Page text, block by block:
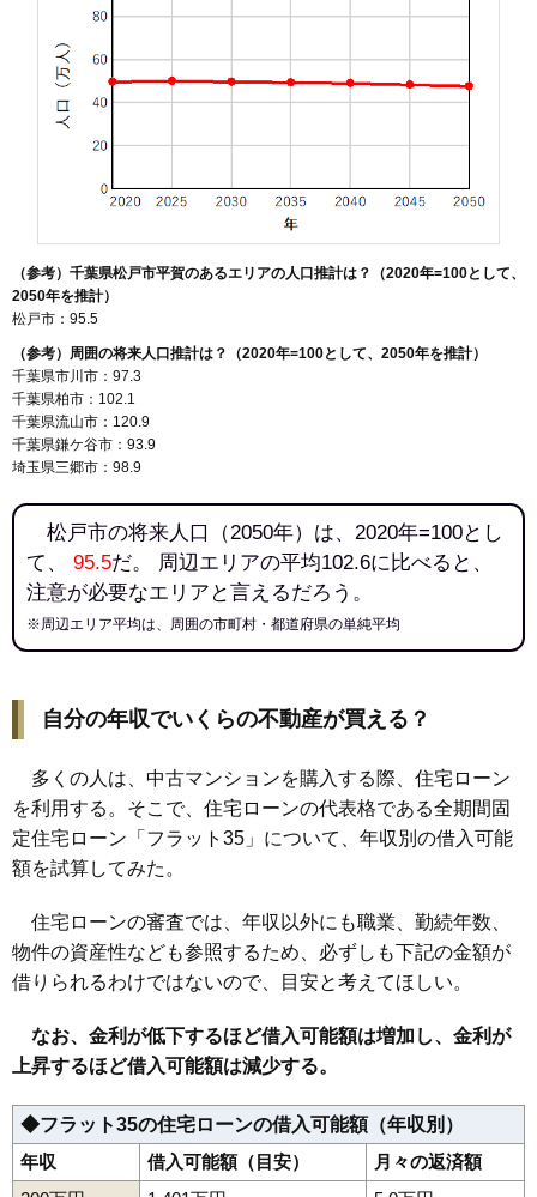
（参考）千葉県松戸市平賀のあるエリアの人口推計は？（2020年=100として、
2050年を推計）
松戸市：95.5
（参考）周囲の将来人口推計は？（2020年=100として、2050年を推計）
千葉県市川市：97.3
千葉県柏市：102.1
千葉県流山市：120.9
千葉県鎌ケ谷市：93.9
埼玉県三郷市：98.9
松戸市の将来人口（2050年）は、2020年=100とし
て、 95.5だ。 周辺エリアの平均102.6に比べると、
注意が必要なエリアと言えるだろう。
※周辺エリア平均は、周囲の市町村・都道府県の単純平均
自分の年収でいくらの不動産が買える？
多くの人は、中古マンションを購入する際、住宅ローン
を利用する。そこで、住宅ローンの代表格である全期間固
定住宅ローン「フラット35」について、年収別の借入可能
額を試算してみた。
住宅ローンの審査では、年収以外にも職業、勤続年数、
物件の資産性なども参照するため、必ずしも下記の金額が
借りられるわけではないので、目安と考えてほしい。
なお、金利が低下するほど借入可能額は増加し、金利が
上昇するほど借入可能額は減少する。
◆フラット35の住宅ローンの借入可能額（年収別）
年収
借入可能額（目安）
月々の返済額